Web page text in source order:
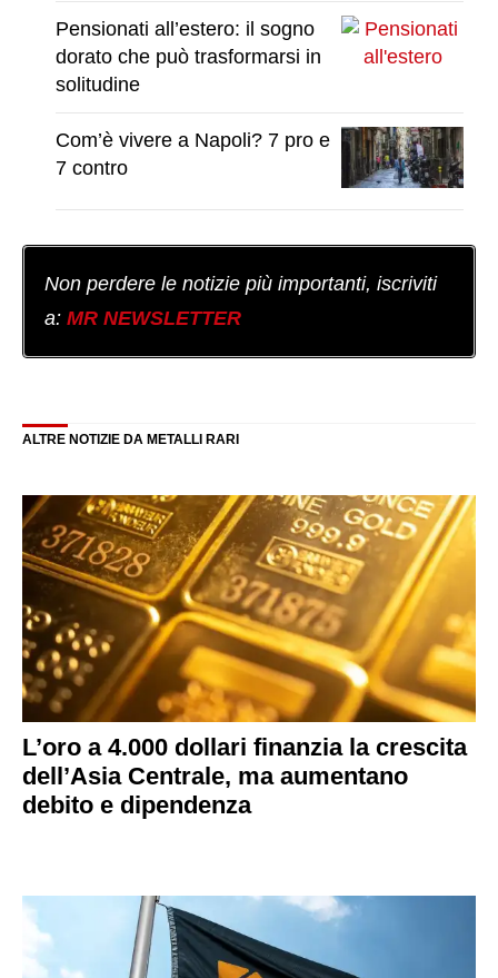
Pensionati all’estero: il sogno
dorato che può trasformarsi in
solitudine
Com’è vivere a Napoli? 7 pro e
7 contro
Non perdere le notizie più importanti, iscriviti
a: MR NEWSLETTER
ALTRE NOTIZIE DA METALLI RARI
L’oro a 4.000 dollari finanzia la crescita
dell’Asia Centrale, ma aumentano
debito e dipendenza